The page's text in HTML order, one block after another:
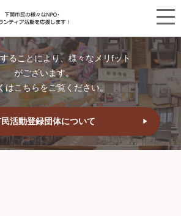
ることにより、様々なメリfット
がございます。
はこちらをご覧ください。
活動登録団体について